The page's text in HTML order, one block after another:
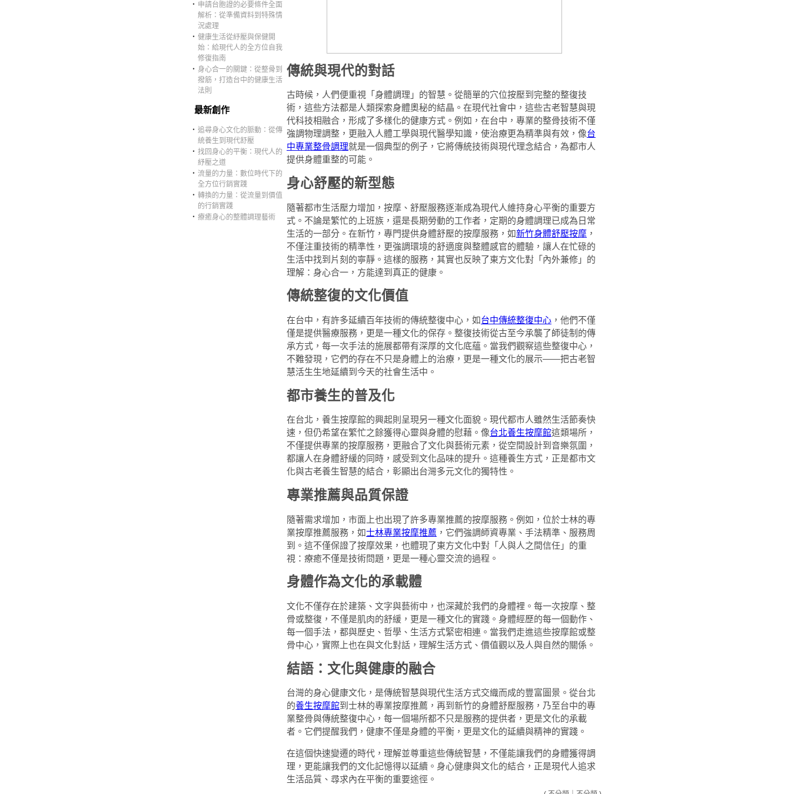
‧ 申請台胞證的必要條件全面
解析：從準備資料到特殊情
況處理
‧ 健康生活從紓壓與保健開
始：給現代人的全方位自我
修復指南
‧ 身心合一的關鍵：從整骨到
撥筋，打造台中的健康生活
法則
最新創作
‧ 追尋身心文化的脈動：從傳
統養生到現代舒壓
‧ 找回身心的平衡：現代人的
紓壓之道
‧ 流量的力量：數位時代下的
全方位行銷實踐
‧ 轉換的力量：從流量到價值
的行銷實踐
‧ 療癒身心的整體調理藝術
傳統與現代的對話
古時候，人們便重視「身體調理」的智慧。從簡單的穴位按壓到完整的整復技
術，這些方法都是人類探索身體奧秘的結晶。在現代社會中，這些古老智慧與現
代科技相融合，形成了多樣化的健康方式。例如，在台中，專業的整骨技術不僅
強調物理調整，更融入人體工學與現代醫學知識，使治療更為精準與有效，像台
中專業整骨調理就是一個典型的例子，它將傳統技術與現代理念結合，為都市人
提供身體重整的可能。
身心舒壓的新型態
隨著都市生活壓力增加，按摩、舒壓服務逐漸成為現代人維持身心平衡的重要方
式。不論是繁忙的上班族，還是長期勞動的工作者，定期的身體調理已成為日常
生活的一部分。在新竹，專門提供身體舒壓的按摩服務，如新竹身體舒壓按摩 ，
不僅注重技術的精準性，更強調環境的舒適度與整體感官的體驗，讓人在忙碌的
生活中找到片刻的寧靜。這樣的服務，其實也反映了東方文化對「內外兼修」的
理解：身心合一，方能達到真正的健康。
傳統整復的文化價值
在台中，有許多延續百年技術的傳統整復中心，如台中傳統整復中心 ，他們不僅
僅是提供醫療服務，更是一種文化的保存。整復技術從古至今承襲了師徒制的傳
承方式，每一次手法的施展都帶有深厚的文化底蘊。當我們觀察這些整復中心，
不難發現，它們的存在不只是身體上的治療，更是一種文化的展示——把古老智
慧活生生地延續到今天的社會生活中。
都市養生的普及化
在台北，養生按摩館的興起則呈現另一種文化面貌。現代都市人雖然生活節奏快
速，但仍希望在繁忙之餘獲得心靈與身體的慰藉。像台北養生按摩館這類場所，
不僅提供專業的按摩服務，更融合了文化與藝術元素，從空間設計到音樂氛圍，
都讓人在身體舒緩的同時，感受到文化品味的提升。這種養生方式，正是都市文
化與古老養生智慧的結合，彰顯出台灣多元文化的獨特性。
專業推薦與品質保證
隨著需求增加，市面上也出現了許多專業推薦的按摩服務。例如，位於士林的專
業按摩推薦服務，如士林專業按摩推薦 ，它們強調師資專業、手法精準、服務周
到。這不僅保證了按摩效果，也體現了東方文化中對「人與人之間信任」的重
視：療癒不僅是技術問題，更是一種心靈交流的過程。
身體作為文化的承載體
文化不僅存在於建築、文字與藝術中，也深藏於我們的身體裡。每一次按摩、整
骨或整復，不僅是肌肉的舒緩，更是一種文化的實踐。身體經歷的每一個動作、
每一個手法，都與歷史、哲學、生活方式緊密相連。當我們走進這些按摩館或整
骨中心，實際上也在與文化對話，理解生活方式、價值觀以及人與自然的關係。
結語：文化與健康的融合
台灣的身心健康文化，是傳統智慧與現代生活方式交織而成的豐富圖景。從台北
的養生按摩館到士林的專業按摩推薦，再到新竹的身體舒壓服務，乃至台中的專
業整骨與傳統整復中心，每一個場所都不只是服務的提供者，更是文化的承載
者。它們提醒我們，健康不僅是身體的平衡，更是文化的延續與精神的實踐。
在這個快速變遷的時代，理解並尊重這些傳統智慧，不僅能讓我們的身體獲得調
理，更能讓我們的文化記憶得以延續。身心健康與文化的結合，正是現代人追求
生活品質、尋求內在平衡的重要途徑。